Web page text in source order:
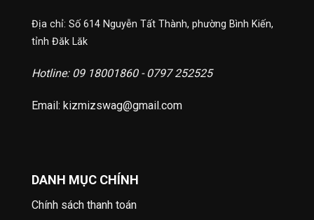
Địa chỉ: Số 614 Nguyễn Tất Thành, phường Bình Kiến,
tỉnh Đăk Lăk
Hotline: 09 18001860 - 0797 252525
Email: kizmizswag@gmail.com
DANH MỤC CHÍNH
Chính sách thanh toán